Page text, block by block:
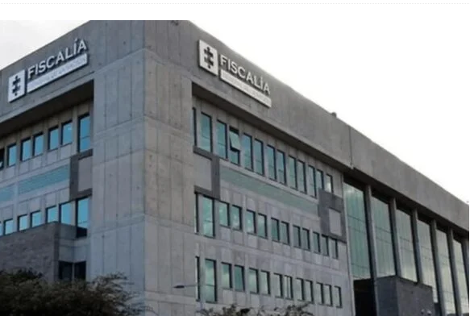
[ 6 de agosto de 2026 ] Cali se alista para la posesión presidencial: así será la investidura de Abelardo
De La Espriella en la Arena USC LO ÚLTIMO